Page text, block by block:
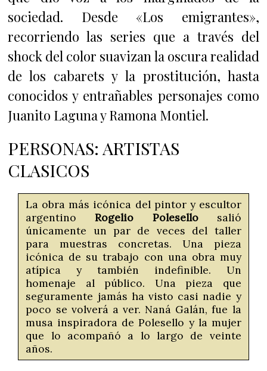
sociedad. Desde «Los emigrantes»,
recorriendo las series que a través del
shock del color suavizan la oscura realidad
de los cabarets y la prostitución, hasta
conocidos y entrañables personajes como
Juanito Laguna y Ramona Montiel.
PERSONAS: ARTISTAS
CLASICOS
La obra más icónica del pintor y escultor
argentinoRogelio Polesellosalió
únicamente un par de veces del taller
para muestras concretas. Una pieza
icónica de su trabajo con una obra muy
atípica y también indefinible. Un
homenaje al público. Una pieza que
seguramente jamás ha visto casi nadie y
poco se volverá a ver. Naná Galán, fue la
musa inspiradora de Polesello y la mujer
que lo acompañó a lo largo de veinte
años.